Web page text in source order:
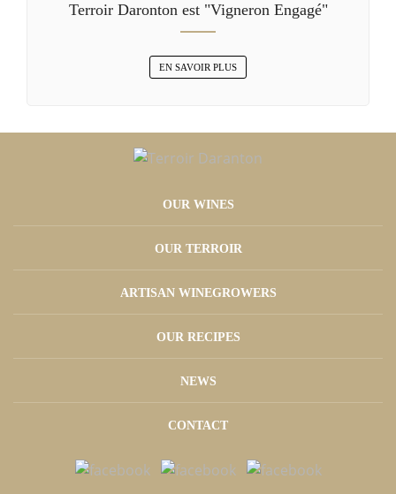
Terroir Daronton est "Vigneron Engagé"
EN SAVOIR PLUS
OUR WINES
OUR TERROIR
ARTISAN WINEGROWERS
OUR RECIPES
NEWS
CONTACT